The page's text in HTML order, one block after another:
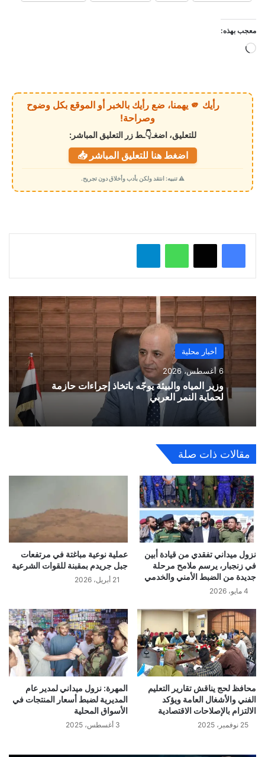
معجب بهذه:
ي
م
ي
رأيك 🫵 يهمنا، ضع رأيك بالخبر أو الموقع بكل وضوح
وصراحة!
للتعليق، اضغـ👇ـط زر التعليق المباشر:
اضغط هنا للتعليق المباشر 📥
⚠️ تنبيه: انتقد ولكن بأدب وأخلاق دون تجريح.
واتساب
أخبار محلية
6 أغسطس، 2026
وزير المياه والبيئة يوجّه باتخاذ إجراءات حازمة
لحماية النمر العربي
مقالات ذات صلة
نزول ميداني تفقدي من قيادة أبين
في زنجبار، يرسم ملامح مرحلة
جديدة من الضبط الأمني والخدمي
4 مايو، 2026
عملية نوعية مباغتة في مرتفعات
جبل جريدم بمقبنة للقوات الشرعية
21 أبريل، 2026
محافظ لحج يناقش تقارير التعليم
الفني والأشغال العامة ويؤكد
الالتزام بالإصلاحات الاقتصادية
25 نوفمبر، 2025
المهرة: نزول ميداني لمدير عام
المديرية لضبط أسعار المنتجات في
الأسواق المحلية
3 أغسطس، 2025